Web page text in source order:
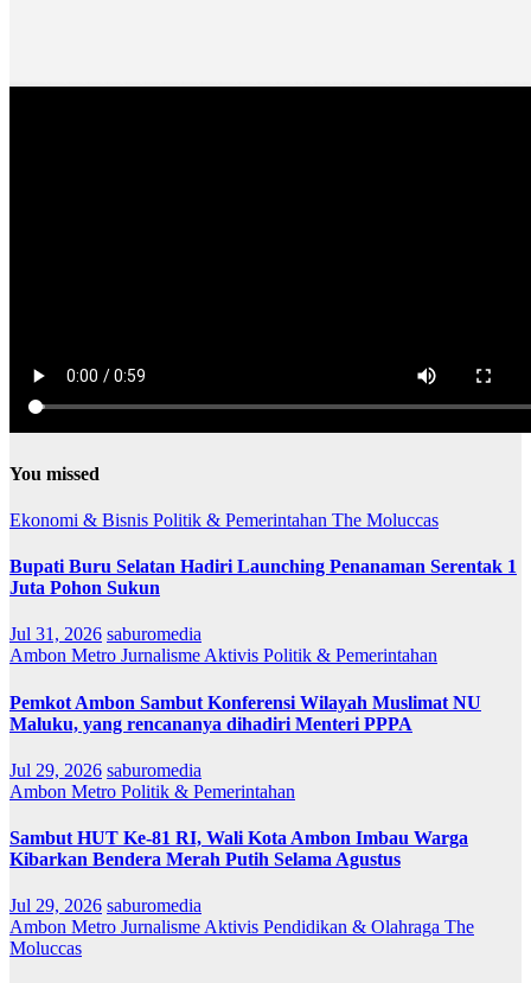
You missed
Ekonomi & Bisnis Politik & Pemerintahan The Moluccas
Bupati Buru Selatan Hadiri Launching Penanaman Serentak 1
Juta Pohon Sukun
Jul 31, 2026 saburomedia
Ambon Metro Jurnalisme Aktivis Politik & Pemerintahan
Pemkot Ambon Sambut Konferensi Wilayah Muslimat NU
Maluku, yang rencananya dihadiri Menteri PPPA
Jul 29, 2026 saburomedia
Ambon Metro Politik & Pemerintahan
Sambut HUT Ke-81 RI, Wali Kota Ambon Imbau Warga
Kibarkan Bendera Merah Putih Selama Agustus
Jul 29, 2026 saburomedia
Ambon Metro Jurnalisme Aktivis Pendidikan & Olahraga The
Moluccas